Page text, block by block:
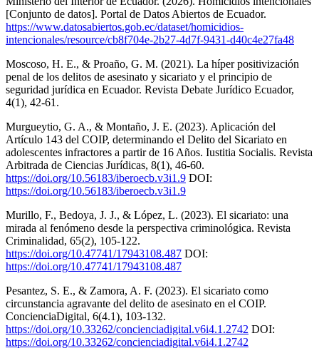
[Conjunto de datos]. Portal de Datos Abiertos de Ecuador.
https://www.datosabiertos.gob.ec/dataset/homicidios-
intencionales/resource/cb8f704e-2b27-4d7f-9431-d40c4e27fa48
Moscoso, H. E., & Proaño, G. M. (2021). La híper positivización
penal de los delitos de asesinato y sicariato y el principio de
seguridad jurídica en Ecuador. Revista Debate Jurídico Ecuador,
4(1), 42-61.
Murgueytio, G. A., & Montaño, J. E. (2023). Aplicación del
Artículo 143 del COIP, determinando el Delito del Sicariato en
adolescentes infractores a partir de 16 Años. Iustitia Socialis. Revista
Arbitrada de Ciencias Jurídicas, 8(1), 46-60.
https://doi.org/10.56183/iberoecb.v3i1.9 DOI:
https://doi.org/10.56183/iberoecb.v3i1.9
Murillo, F., Bedoya, J. J., & López, L. (2023). El sicariato: una
mirada al fenómeno desde la perspectiva criminológica. Revista
Criminalidad, 65(2), 105-122.
https://doi.org/10.47741/17943108.487 DOI:
https://doi.org/10.47741/17943108.487
Pesantez, S. E., & Zamora, A. F. (2023). El sicariato como
circunstancia agravante del delito de asesinato en el COIP.
ConcienciaDigital, 6(4.1), 103-132.
https://doi.org/10.33262/concienciadigital.v6i4.1.2742 DOI:
https://doi.org/10.33262/concienciadigital.v6i4.1.2742